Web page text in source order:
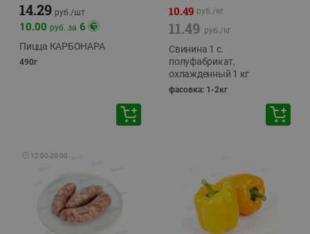
14.29 руб./шт
10.00 руб. за 6
Пицца КАРБОНАРА
490г
10.49 руб./кг
11.49 руб./кг
Свинина 1 с.
полуфабрикат,
охлажденный 1 кг
фасовка: 1-2кг
🕘 12:00-20:00